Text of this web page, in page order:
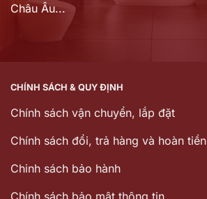
Châu Âu...
CHÍNH SÁCH & QUY ĐỊNH
Chính sách vận chuyển, lắp đặt
Chính sách đổi, trả hàng và hoàn tiền
Chinh sách bảo hành